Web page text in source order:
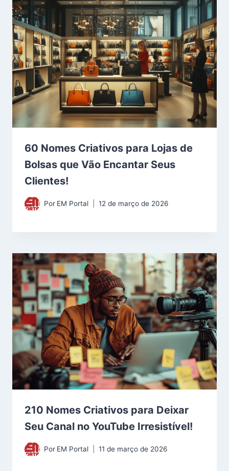
60 Nomes Criativos para Lojas de
Bolsas que Vão Encantar Seus
Clientes!
Por EM Portal 12 de março de 2026
210 Nomes Criativos para Deixar
Seu Canal no YouTube Irresistível!
Por EM Portal 11 de março de 2026